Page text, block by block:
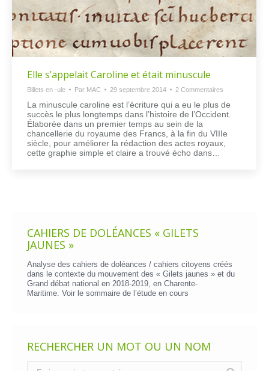
Elle s’appelait Caroline et était minuscule
Billets en -ule Par MAC 29 septembre 2014 2 Commentaires
La minuscule caroline est l’écriture qui a eu le plus de
succès le plus longtemps dans l’histoire de l’Occident.
Élaborée dans un premier temps au sein de la
chancellerie du royaume des Francs, à la fin du VIIIe
siècle, pour améliorer la rédaction des actes royaux,
cette graphie simple et claire a trouvé écho dans…
CAHIERS DE DOLÉANCES « GILETS
JAUNES »
Analyse des cahiers de doléances / cahiers citoyens créés
dans le contexte du mouvement des « Gilets jaunes » et du
Grand débat national en 2018-2019, en Charente-
Maritime. Voir le sommaire de l’étude en cours
RECHERCHER UN MOT OU UN NOM